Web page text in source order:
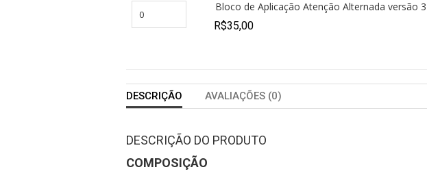
Bloco de Aplicação Atenção Alternada versão 3
R$35,00
DESCRIÇÃO AVALIAÇÕES (0)
DESCRIÇÃO DO PRODUTO
COMPOSIÇÃO